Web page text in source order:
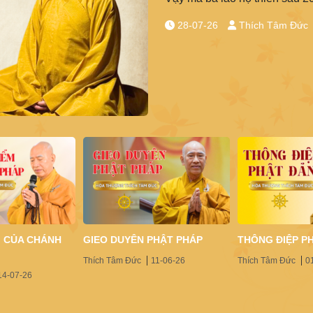
28-07-26 Thích Tâm Đức
CHÁNH
07-26
GIEO DUYÊN PHẬT PHÁP
Thích Tâm Đức 11-06-26
THÔNG ĐIỆP
Thích Tâm Đức